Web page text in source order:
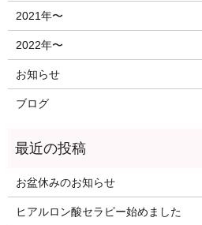
2021年〜
2022年〜
お知らせ
ブログ
お盆休みのお知らせ
ヒアルロン酸セラピー始めました